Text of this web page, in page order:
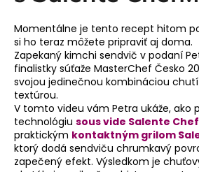
Momentálne je tento recept hitom
si ho teraz môžete pripraviť aj doma.
Zapekaný kimchi sendvič v podaní
finalistky súťaže MasterChef Česko
svojou jedinečnou kombináciou
textúrou.
V tomto videu vám Petra ukáže, ako
technológiu sous vide Salente
praktickým kontaktným grilom
ktorý dodá sendviču chrumkavý
zapečený efekt. Výsledkom je
t
r
e
b
u
j
e
t
e